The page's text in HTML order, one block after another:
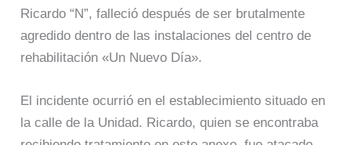
Ricardo “N”, falleció después de ser brutalmente
agredido dentro de las instalaciones del centro de
rehabilitación «Un Nuevo Día».
El incidente ocurrió en el establecimiento situado en
la calle de la Unidad. Ricardo, quien se encontraba